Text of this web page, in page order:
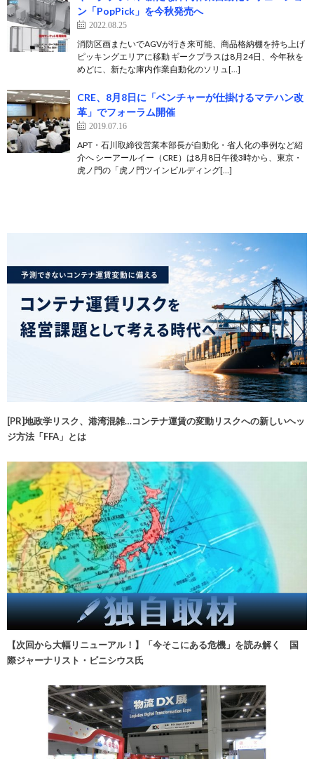
ン「PopPick」を今秋発売へ
2022.08.25
消防区画またいでAGVが行き来可能、商品格納棚を持ち上げ
ピッキングエリアに移動 ギークプラスは8月24日、今年秋を
めどに、新たな庫内作業自動化のソリュ[…]
CRE、8月8日に「ベンチャーが仕掛けるマテハン改
革」でフォーラム開催
2019.07.16
APT・石川取締役営業本部長が自動化・省人化の事例など紹
介へ シーアールイー（CRE）は8月8日午後3時から、東京・
虎ノ門の「虎ノ門ツインビルディング[…]
[PR]地政学リスク、港湾混雑…コンテナ運賃の変動リスクへの新しいヘッ
ジ方法「FFA」とは
【次回から大幅リニューアル！】「今そこにある危機」を読み解く 国
際ジャーナリスト・ビニシウス氏